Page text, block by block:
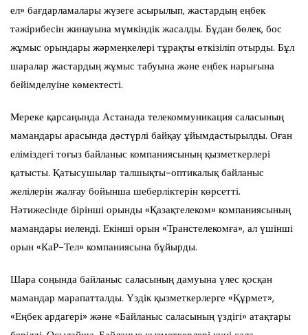
ел» бағдарламалары жүзеге асырылып, жастардың еңбек
тәжірибесін жинауына мүмкіндік жасалды. Бұдан бөлек, бос
жұмыс орындары жәрмеңкелері тұрақты өткізіліп отырды. Бұл
шаралар жастардың жұмыс табуына және еңбек нарығына
бейімделуіне көмектесті.
Мереке қарсаңында Астанада телекоммуникация саласының
мамандары арасында дәстүрлі байқау ұйымдастырылды. Оған
еліміздегі тоғыз байланыс компаниясының қызметкерлері
қатысты. Қатысушылар талшықты-оптикалық байланыс
желілерін жалғау бойынша шеберліктерін көрсетті.
Нәтижесінде бірінші орынды «Қазақтелеком» компаниясының
мамандары иеленді. Екінші орын «Транстелекомға», ал үшінші
орын «КаР-Тел» компаниясына бұйырды.
Шара соңында байланыс саласының дамуына үлес қосқан
мамандар марапатталды. Үздік қызметкерлерге «Құрмет»,
«Еңбек ардагері» және «Байланыс саласының үздігі» атақтары